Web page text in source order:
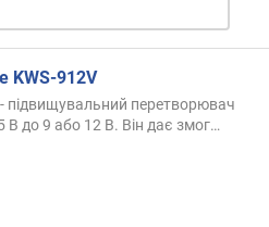
KWS-912V
підвищувальний перетворювач
В до 9 або 12 В. Він дає змог…